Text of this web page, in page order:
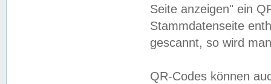
Seite anzeigen" ein
Stammdatenseite
gescannt, so wird
QR-Codes können